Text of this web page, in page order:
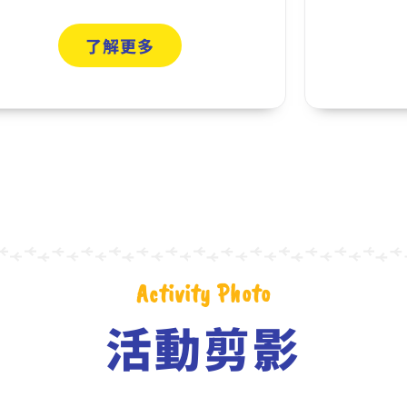
了解更多
Activity Photo
活動剪影